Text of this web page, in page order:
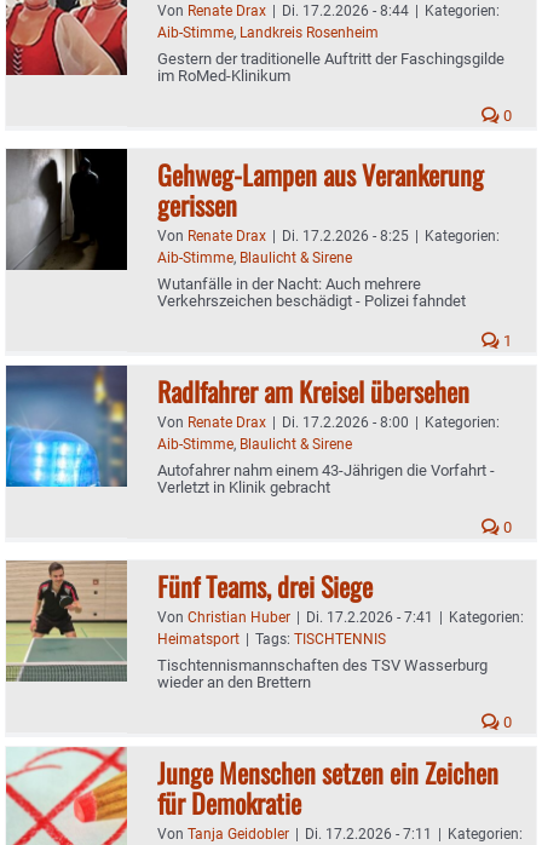
Von Renate Drax | Di. 17.2.2026 - 8:44 | Kategorien:
Aib-Stimme, Landkreis Rosenheim
Gestern der traditionelle Auftritt der Faschingsgilde
im RoMed-Klinikum
0
Gehweg-Lampen aus Verankerung
gerissen
Von Renate Drax | Di. 17.2.2026 - 8:25 | Kategorien:
Aib-Stimme, Blaulicht & Sirene
Wutanfälle in der Nacht: Auch mehrere
Verkehrszeichen beschädigt - Polizei fahndet
1
Radlfahrer am Kreisel übersehen
Von Renate Drax | Di. 17.2.2026 - 8:00 | Kategorien:
Aib-Stimme, Blaulicht & Sirene
Autofahrer nahm einem 43-Jährigen die Vorfahrt -
Verletzt in Klinik gebracht
0
Fünf Teams, drei Siege
Von Christian Huber | Di. 17.2.2026 - 7:41 | Kategorien:
Heimatsport | Tags: TISCHTENNIS
Tischtennismannschaften des TSV Wasserburg
wieder an den Brettern
0
Junge Menschen setzen ein Zeichen
für Demokratie
Von Tanja Geidobler | Di. 17.2.2026 - 7:11 | Kategorien: